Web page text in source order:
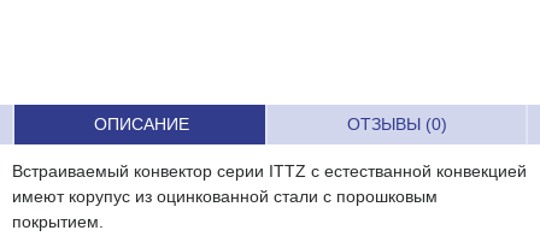
ОПИСАНИЕ ОТЗЫВЫ (0)
Встраиваемый конвектор серии ITTZ с естестванной конвекцией
имеют корупус из оцинкованной стали с порошковым
покрытием.